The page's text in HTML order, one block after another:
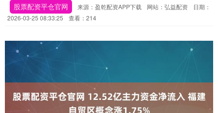
股票配资平仓官网 来源：盈乾配资APP下载 网站：弘益配资
日期：
2026-03-25 08:33:25
查看：214